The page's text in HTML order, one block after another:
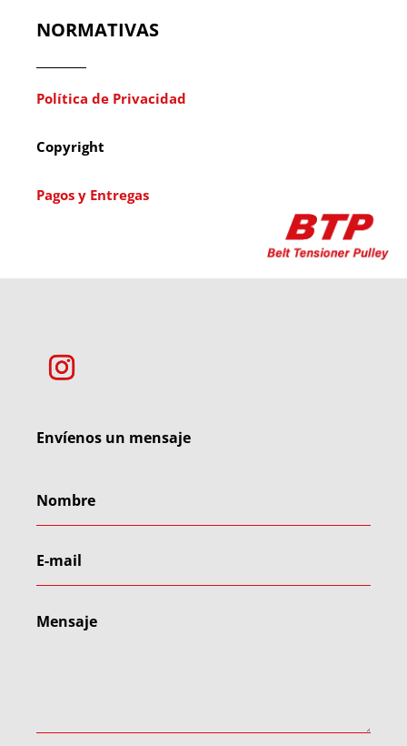
NORMATIVAS
Política de Privacidad
Copyright
Pagos y Entregas
Envíenos un mensaje